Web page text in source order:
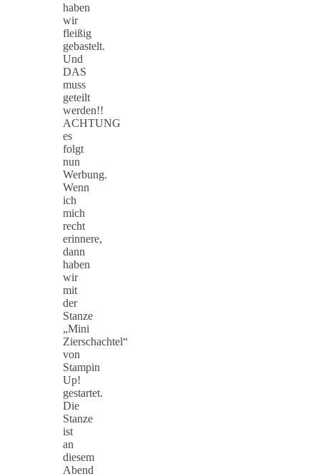
haben
wir
fleißig
gebastelt.
Und
DAS
muss
geteilt
werden!!
ACHTUNG
es
folgt
nun
Werbung.
Wenn
ich
mich
recht
erinnere,
dann
haben
wir
mit
der
Stanze
„Mini
Zierschachtel“
von
Stampin
Up!
gestartet.
Die
Stanze
ist
an
diesem
Abend